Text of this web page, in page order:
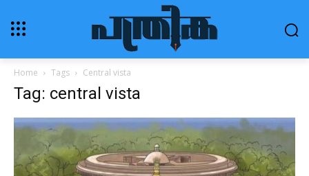
Home Tags Central vista
Tag: central vista